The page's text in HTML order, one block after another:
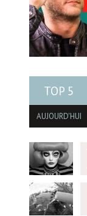
TOP 5
AUJOURD'HUI